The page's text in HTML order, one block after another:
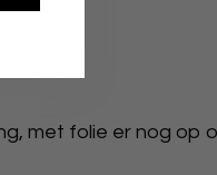
met folie er nog op